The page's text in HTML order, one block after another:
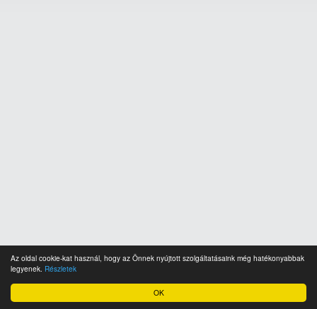
OK
Az oldal cookie-kat használ, hogy az Önnek nyújtott szolgáltatásaink még hatékonyabbak
legyenek. Részletek